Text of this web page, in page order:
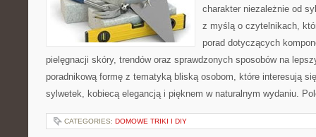
charakter niezależnie od
z myślą o czytelnikach,
porad dotyczących
pielęgnacji skóry, trendów oraz sprawdzonych sposobów na
poradnikową formę z tematyką bliską osobom, które interesują
sylwetek, kobiecą elegancją i pięknem w naturalnym wydaniu.
CATEGORIES: DOMOWE TRIKI I DIY